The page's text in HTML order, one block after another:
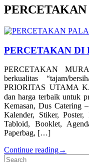
PERCETAKAN DI
PERCETAKAN
berkualitas “tajam/
PRIORITAS UTAMA
dan harga terbaik untuk
Kemasan, Dus Catering
Kalender, Stiker,
Tabloid, Booklet,
Paperbag, […]
Continue reading→
Search